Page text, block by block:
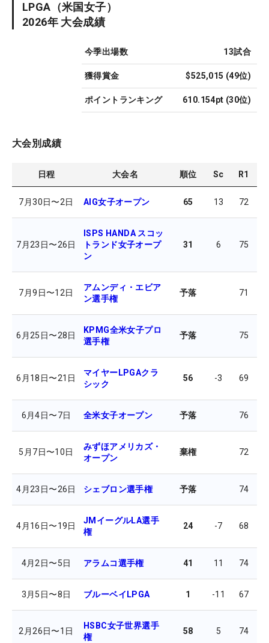
LPGA （米国女子）
2026年 大会成績
今季出場数 13試合
獲得賞金 $525,015 (49位)
ポイントランキング 610.154pt (30位)
大会別成績
日程 大会名 順位 Sc R1
7月30日〜2日 AIG女子オープン 65 13 72
7月23日〜26日
ISPS HANDA スコッ
トランド女子オープ
ン
31 6 75
7月9日〜12日
アムンディ・エビア
ン選手権
予落 71
6月25日〜28日
KPMG全米女子プロ
選手権
予落 75
6月18日〜21日
マイヤーLPGAクラ
シック
56 -3 69
6月4日〜7日 全米女子オープン 予落 76
5月7日〜10日
みずほアメリカズ・
オープン
棄権 72
4月23日〜26日 シェブロン選手権 予落 74
4月16日〜19日
JMイーグルLA選手
権
24 -7 68
4月2日〜5日 アラムコ選手権 41 11 74
3月5日〜8日 ブルーベイLPGA 1 -11 67
2月26日〜1日
HSBC女子世界選手
権
58 5 74